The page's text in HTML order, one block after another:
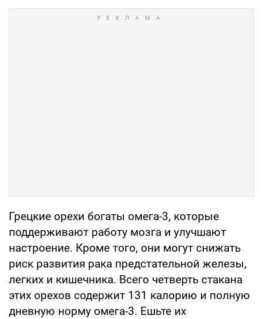
Грецкие орехи богаты омега-3, которые
поддерживают работу мозга и улучшают
настроение. Кроме того, они могут снижать
риск развития рака предстательной железы,
легких и кишечника. Всего четверть стакана
этих орехов содержит 131 калорию и полную
дневную норму омега-3. Ешьте их